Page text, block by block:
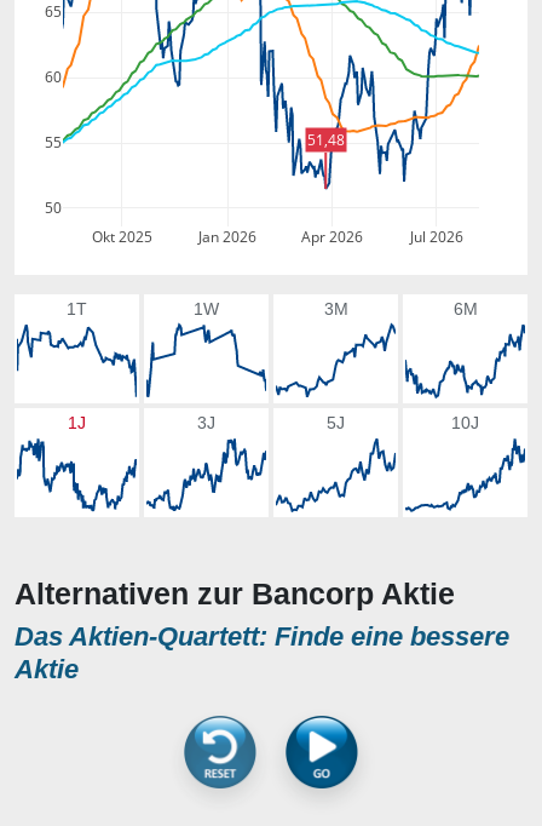
Okt 2025 Jan 2026 Apr 2026 Jul 2026
50
55
60
65
51,48
1T 1W 3M 6M
1J 3J 5J 10J
Alternativen zur Bancorp Aktie
Das Aktien-Quartett: Finde eine bessere
Aktie